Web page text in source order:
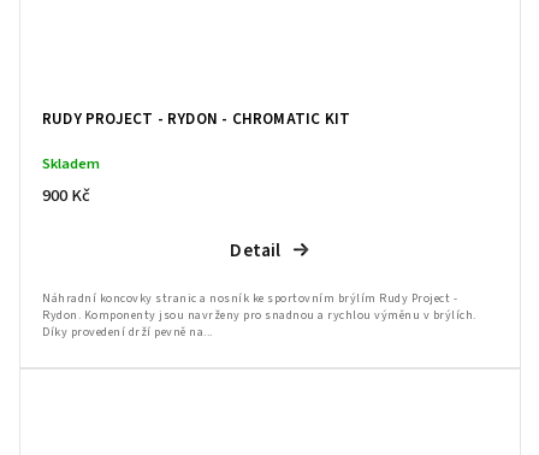
RUDY PROJECT - RYDON - CHROMATIC KIT
Skladem
900 Kč
Detail
Náhradní koncovky stranic a nosník ke sportovním brýlím Rudy Project -
Rydon. Komponenty jsou navrženy pro snadnou a rychlou výměnu v brýlích.
Díky provedení drží pevně na...